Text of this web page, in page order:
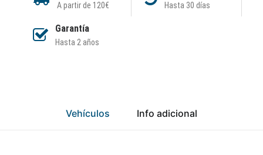
A partir de 120€ Hasta 30 días
Garantía
Hasta 2 años
Vehículos Info adicional